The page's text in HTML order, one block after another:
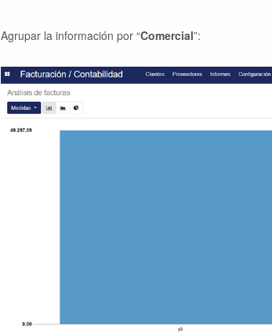
Agrupar la información por “Comercial”: